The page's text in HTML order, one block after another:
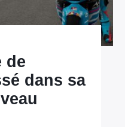
de
dans sa